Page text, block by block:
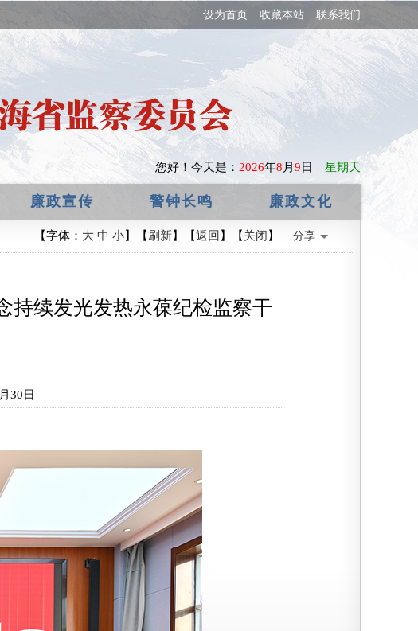
设为首页 收藏本站 联系我们
您好！ 今天是： 2026年8 月 9 日 星期天
廉政宣传 警钟长鸣 廉政文化
【字体： 大 中 小】【刷新】【返回 】【关闭 】 分享
持续发光发热永葆纪检监察干
30日